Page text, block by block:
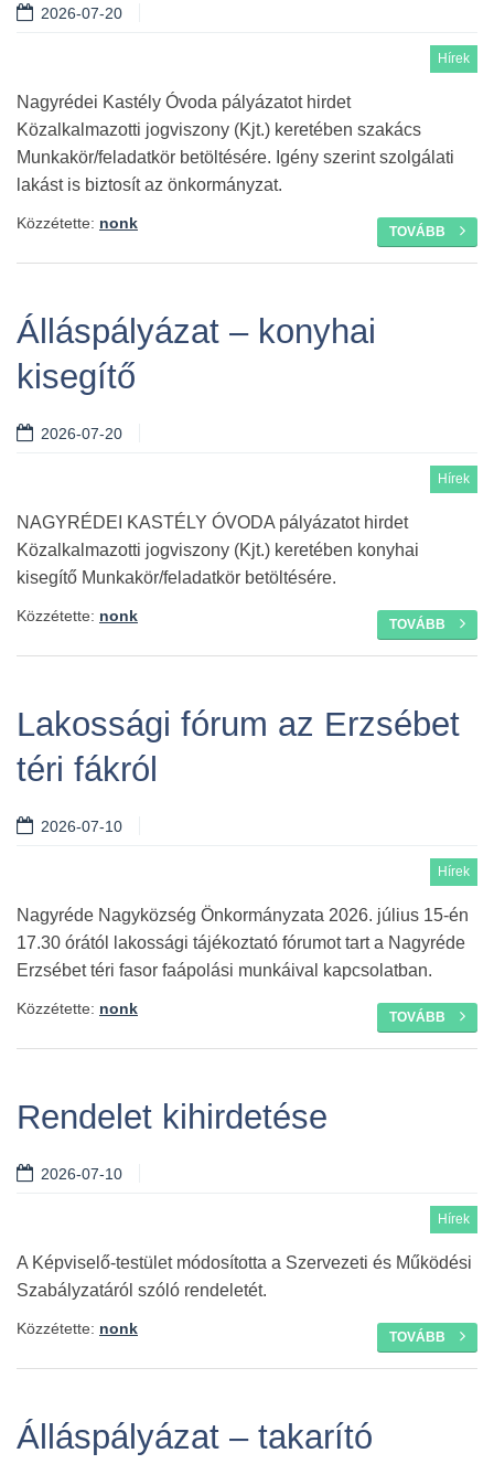
2026-07-20
Hírek
Nagyrédei Kastély Óvoda pályázatot hirdet
Közalkalmazotti jogviszony (Kjt.) keretében szakács
Munkakör/feladatkör betöltésére. Igény szerint szolgálati
lakást is biztosít az önkormányzat.
TOVÁBB
Közzétette: nonk
Álláspályázat – konyhai
kisegítő
2026-07-20
Hírek
NAGYRÉDEI KASTÉLY ÓVODA pályázatot hirdet
Közalkalmazotti jogviszony (Kjt.) keretében konyhai
kisegítő Munkakör/feladatkör betöltésére.
TOVÁBB
Közzétette: nonk
Lakossági fórum az Erzsébet
téri fákról
2026-07-10
Hírek
Nagyréde Nagyközség Önkormányzata 2026. július 15-én
17.30 órától lakossági tájékoztató fórumot tart a Nagyréde
Erzsébet téri fasor faápolási munkáival kapcsolatban.
TOVÁBB
Közzétette: nonk
Rendelet kihirdetése
2026-07-10
Hírek
A Képviselő-testület módosította a Szervezeti és Működési
Szabályzatáról szóló rendeletét.
TOVÁBB
Közzétette: nonk
Álláspályázat – takarító